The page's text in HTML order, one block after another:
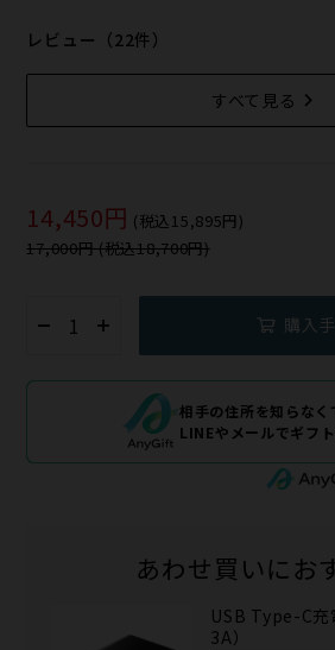
レビュー（22件）
すべて見る
14,450円 (税込15,895円)
17,000円 (税込18,700円)
購入
相手の住所を知らなく
LINEやメールでギフ
あわせ買いにお
USB Type-C充
3A）